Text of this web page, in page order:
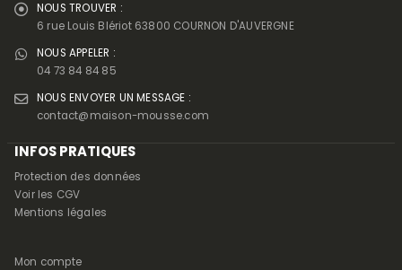
NOUS TROUVER :
6 rue Louis Blériot 63800 COURNON D'AUVERGNE
NOUS APPELER :
04 73 84 84 85
NOUS ENVOYER UN MESSAGE :
contact@maison-mousse.com
INFOS PRATIQUES
Protection des données
Voir les CGV
Mentions légales
Mon compte